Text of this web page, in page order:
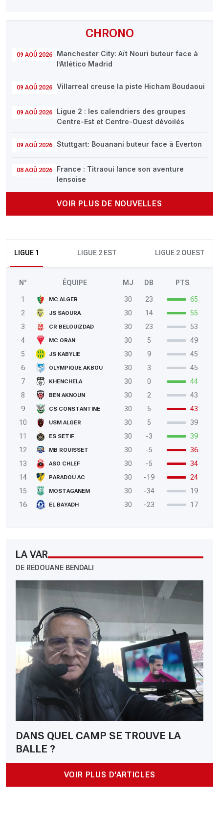
CHRONO
09 AOÛ 2026
Manchester City: Aït Nouri buteur face à
l’Atlético Madrid
09 AOÛ 2026 Villarreal creuse la piste Hicham Boudaoui
09 AOÛ 2026
Ligue 2 : les calendriers des groupes
Centre-Est et Centre-Ouest dévoilés
09 AOÛ 2026 Stuttgart: Bouanani buteur face à Everton
08 AOÛ 2026
France : Titraoui lance son aventure
lensoise
VOIR PLUS DE NOUVELLES
LIGUE 1 LIGUE 2 EST LIGUE 2 OUEST
N° ÉQUIPE MJ DB PTS
1 MC ALGER 30 23
65
2
JS SAOURA 30 14
55
3
CR BELOUIZDAD 30 23
53
4
MC ORAN 30 5
49
5
JS KABYLIE 30 9
45
6
OLYMPIQUE AKBOU 30 3
45
7
KHENCHELA 30 0
44
8
BEN AKNOUN 30 2
43
9
CS CONSTANTINE 30 5
43
10
USM ALGER 30 5
39
11
ES SETIF 30 -3
39
12
MB ROUISSET 30 -5
36
13
ASO CHLEF 30 -5
34
14
PARADOU AC 30 -19
24
15
MOSTAGANEM 30 -34
19
16
EL BAYADH 30 -23 17
LA VAR
DE REDOUANE BENDALI
DANS QUEL CAMP SE TROUVE LA
BALLE ?
VOIR PLUS D'ARTICLES